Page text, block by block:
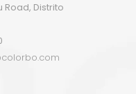
Road, Distrito